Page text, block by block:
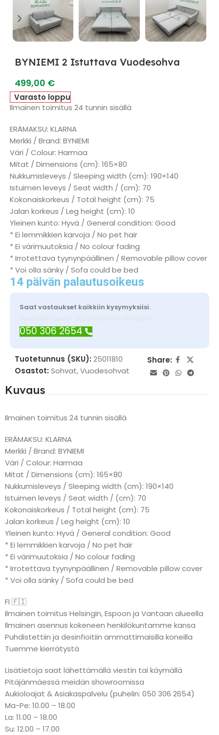
BYNIEMI 2 Istuttava Vuodesohva
499,00 €
Varasto loppu
Ilmainen toimitus 24 tunnin sisällä
ERÄMAKSU: KLARNA
Merkki / Brand: BYNIEMI
Väri / Colour: Harmaa
Mitat / Dimensions (cm): 165×80
Nukkumisleveys / Sleeping width (cm): 190×140
Istuimen leveys / Seat width / (cm): 70
Kokonaiskorkeus / Total height (cm): 75
Jalan korkeus / Leg height (cm): 10
Yleinen kunto: Hyvä / General condition: Good
* Ei lemmikkien karvoja / No pet hair
* Ei värimuutoksia / No colour fading
* Irrotettava tyynynpäällinen / Removable pillow cover
* Voi olla sänky / Sofa could be bed
14 päivän palautusoikeus
Saat vastaukset kaikkiin kysymyksiisi.
Tarvitsetko apua? Ota yhteyttä WhatsAppilla
050 306 2654
Tuotetunnus (SKU): 25011810
Osastot: Sohvat,Vuodesohvat
Share:
Kuvaus
Ilmainen toimitus 24 tunnin sisällä
ERÄMAKSU: KLARNA
Merkki / Brand: BYNIEMI
Väri / Colour: Harmaa
Mitat / Dimensions (cm): 165×80
Nukkumisleveys / Sleeping width (cm): 190×140
Istuimen leveys / Seat width / (cm): 70
Kokonaiskorkeus / Total height (cm): 75
Jalan korkeus / Leg height (cm): 10
Yleinen kunto: Hyvä / General condition: Good
* Ei lemmikkien karvoja / No pet hair
* Ei värimuutoksia / No colour fading
* Irrotettava tyynynpäällinen / Removable pillow cover
* Voi olla sänky / Sofa could be bed
FI 🇫🇮
Ilmainen toimitus Helsingin, Espoon ja Vantaan alueella
Ilmainen asennus kokeneen henkilökuntamme kansa
Puhdistettiin ja desinfioitiin ammattimaisilla koneilla
Tuemme kierrätystä
Lisätietoja saat lähettämällä viestin tai käymällä
Pitäjänmäessä meidän showroomissa
Aukioloajat & Asiakaspalvelu (puhelin: 050 306 2654)
Ma-Pe: 10.00 – 18.00
La: 11.00 – 18.00
Su: 12.00 – 17.00